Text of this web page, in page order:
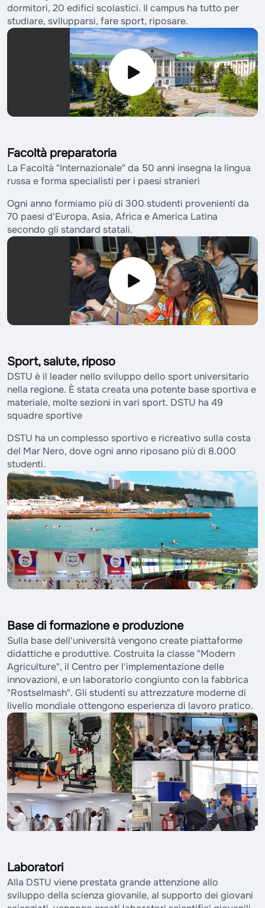
dormitori, 20 edifici scolastici. Il campus ha tutto per
studiare, svilupparsi, fare sport, riposare.
Facoltà preparatoria
La Facoltà "Internazionale" da 50 anni insegna la lingua
russa e forma specialisti per i paesi stranieri
Ogni anno formiamo più di 300 studenti provenienti da
70 paesi d'Europa, Asia, Africa e America Latina
secondo gli standard statali.
Sport, salute, riposo
DSTU è il leader nello sviluppo dello sport universitario
nella regione. È stata creata una potente base sportiva e
materiale, molte sezioni in vari sport. DSTU ha 49
squadre sportive
DSTU ha un complesso sportivo e ricreativo sulla costa
del Mar Nero, dove ogni anno riposano più di 8.000
studenti.
Base di formazione e produzione
Sulla base dell'università vengono create piattaforme
didattiche e produttive. Costruita la classe "Modern
Agriculture", il Centro per l'implementazione delle
innovazioni, e un laboratorio congiunto con la fabbrica
"Rostselmash". Gli studenti su attrezzature moderne di
livello mondiale ottengono esperienza di lavoro pratico.
Laboratori
Alla DSTU viene prestata grande attenzione allo
sviluppo della scienza giovanile, al supporto dei giovani